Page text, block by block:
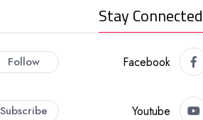
Stay Connected
Facebook
Follow
Youtube
Subscribe